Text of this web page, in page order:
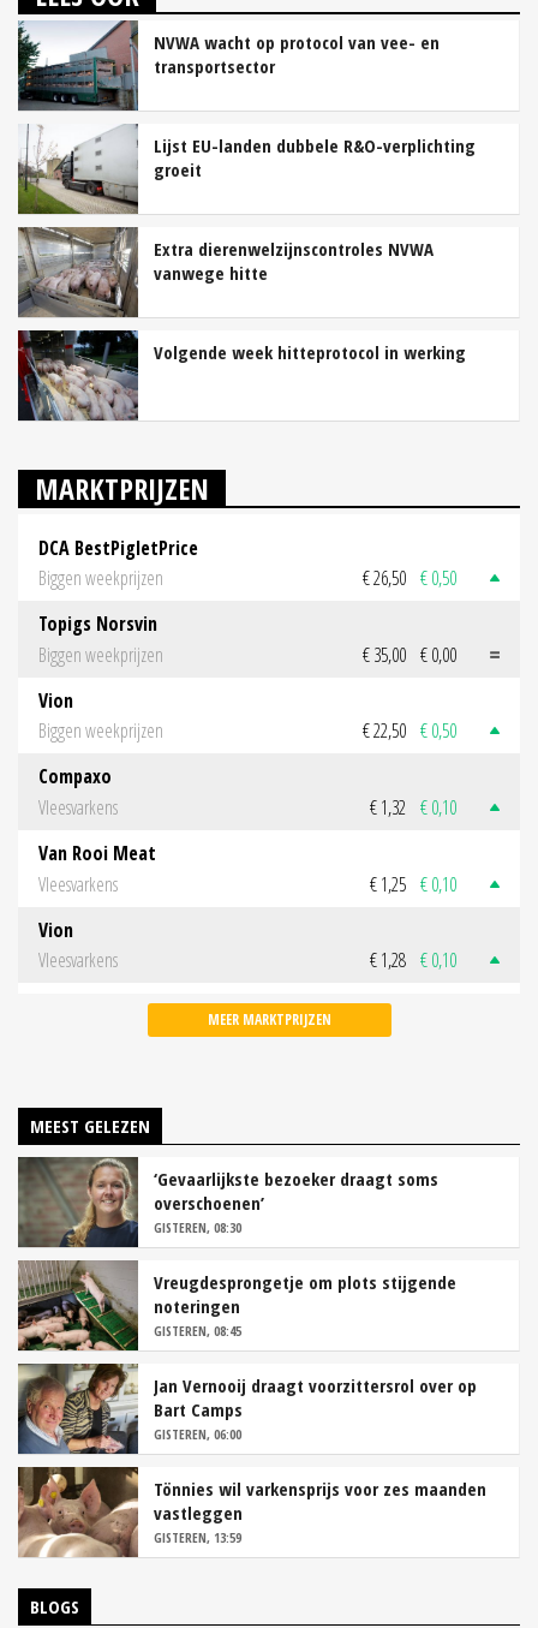
NVWA wacht op protocol van vee- en
transportsector
Lijst EU-landen dubbele R&O-verplichting
groeit
Extra dierenwelzijnscontroles NVWA
vanwege hitte
Volgende week hitteprotocol in werking
MARKTPRIJZEN
DCA BestPigletPrice
Biggen weekprijzen
€ 26,50 € 0,50
Topigs Norsvin
Biggen weekprijzen
€ 35,00 € 0,00
Vion
Biggen weekprijzen
€ 22,50 € 0,50
Compaxo
Vleesvarkens
€ 1,32 € 0,10
Van Rooi Meat
Vleesvarkens
€ 1,25 € 0,10
Vion
Vleesvarkens
€ 1,28 € 0,10
MEER MARKTPRIJZEN
MEEST GELEZEN
‘Gevaarlijkste bezoeker draagt soms
overschoenen’
GISTEREN, 08:30
Vreugdesprongetje om plots stijgende
noteringen
GISTEREN, 08:45
Jan Vernooij draagt voorzittersrol over op
Bart Camps
GISTEREN, 06:00
Tönnies wil varkensprijs voor zes maanden
vastleggen
GISTEREN, 13:59
BLOGS